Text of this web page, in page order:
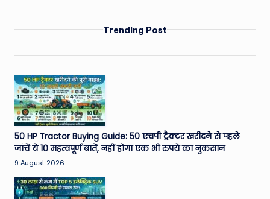
Trending Post
50 HP Tractor Buying Guide: 50 एचपी ट्रैक्टर खरीदने से पहले
जांचें ये 10 महत्वपूर्ण बातें, नहीं होगा एक भी रुपये का नुकसान
9 August 2026